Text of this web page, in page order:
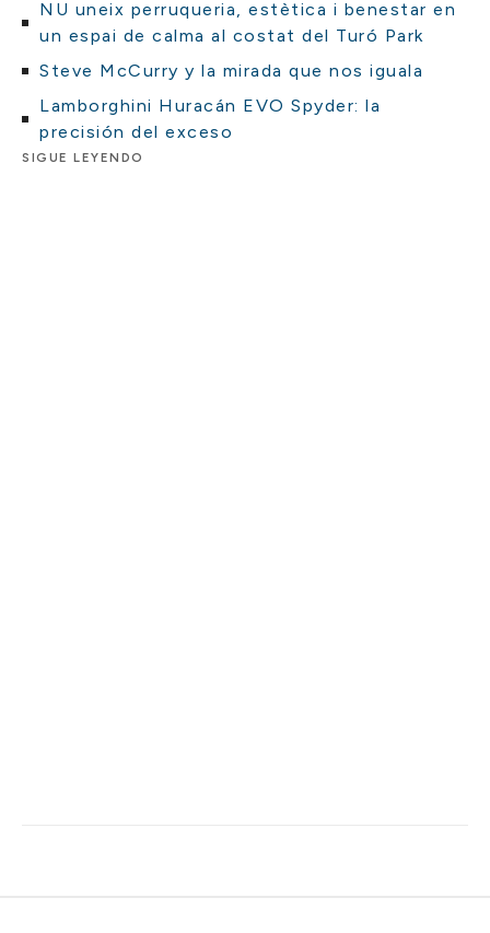
NU uneix perruqueria, estètica i benestar en
un espai de calma al costat del Turó Park
Steve McCurry y la mirada que nos iguala
Lamborghini Huracán EVO Spyder: la
precisión del exceso
SIGUE LEYENDO